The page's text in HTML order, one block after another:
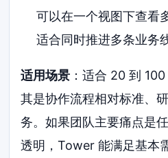
可以在一个视图下查看
适合同时推进多条业务
适用场景 ：适合 20 到
其是协作流程相对标准、
务。如果团队主要痛点是
透明，Tower 能满足基本